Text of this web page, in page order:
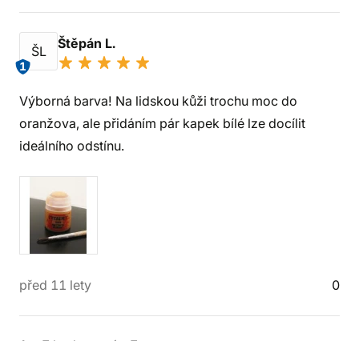
ŠL
1
Štěpán L.
Výborná barva! Na lidskou kůži trochu moc do
oranžova, ale přidáním pár kapek bílé lze docílit
ideálního odstínu.
před 11 lety 0